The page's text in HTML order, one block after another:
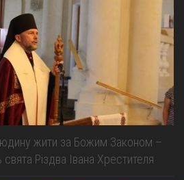
жити за Божим Законом –
Різдва Івана Хрестителя